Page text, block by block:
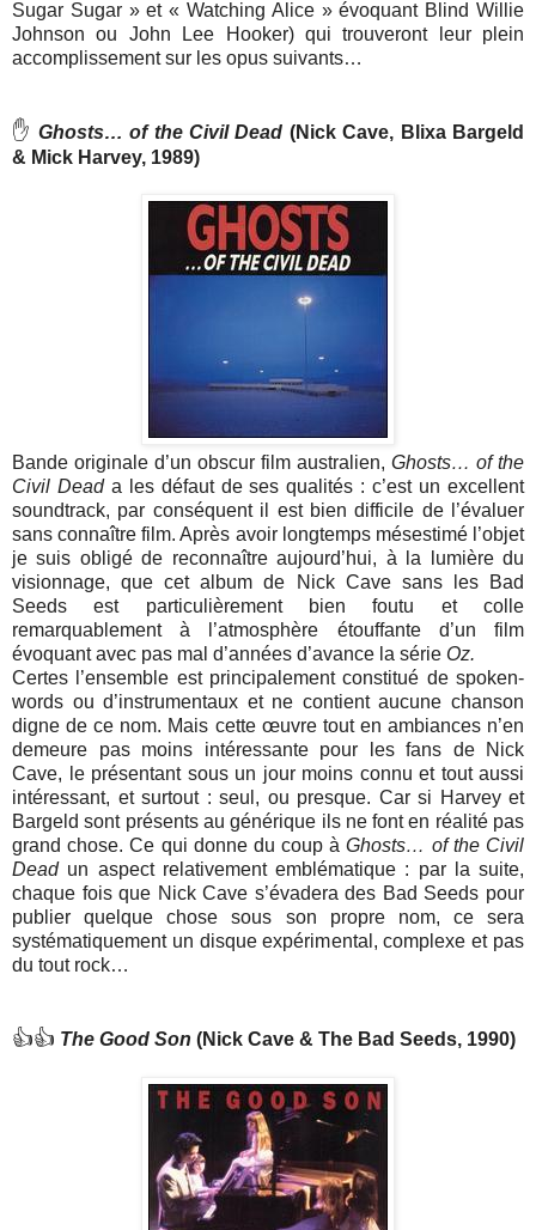
Sugar Sugar » et « Watching Alice » évoquant Blind Willie
Johnson ou John Lee Hooker) qui trouveront leur plein
accomplissement sur les opus suivants…
✋ Ghosts… of the Civil Dead (Nick Cave, Blixa Bargeld
& Mick Harvey, 1989)
Bande originale d’un obscur film australien, Ghosts… of the
Civil Dead a les défaut de ses qualités : c’est un excellent
soundtrack, par conséquent il est bien difficile de l’évaluer
sans connaître film. Après avoir longtemps mésestimé l’objet
je suis obligé de reconnaître aujourd’hui, à la lumière du
visionnage, que cet album de Nick Cave sans les Bad
Seeds est particulièrement bien foutu et colle
remarquablement à l’atmosphère étouffante d’un film
évoquant avec pas mal d’années d’avance la série Oz.
Certes l’ensemble est principalement constitué de spoken-
words ou d’instrumentaux et ne contient aucune chanson
digne de ce nom. Mais cette œuvre tout en ambiances n’en
demeure pas moins intéressante pour les fans de Nick
Cave, le présentant sous un jour moins connu et tout aussi
intéressant, et surtout : seul, ou presque. Car si Harvey et
Bargeld sont présents au générique ils ne font en réalité pas
grand chose. Ce qui donne du coup àGhosts… of the Civil
Dead un aspect relativement emblématique : par la suite,
chaque fois que Nick Cave s’évadera des Bad Seeds pour
publier quelque chose sous son propre nom, ce sera
systématiquement un disque expérimental, complexe et pas
du tout rock…
👍👍 The Good Son (Nick Cave & The Bad Seeds, 1990)